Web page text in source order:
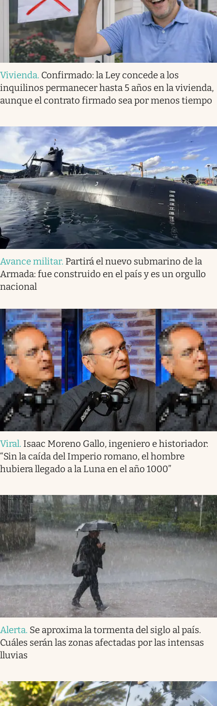
Vivienda. Confirmado: la Ley concede a los
inquilinos permanecer hasta 5 años en la vivienda,
aunque el contrato firmado sea por menos tiempo
Avance militar. Partirá el nuevo submarino de la
Armada: fue construido en el país y es un orgullo
nacional
Viral. Isaac Moreno Gallo, ingeniero e historiador:
“Sin la caída del Imperio romano, el hombre
hubiera llegado a la Luna en el año 1000”
Alerta. Se aproxima la tormenta del siglo al país.
Cuáles serán las zonas afectadas por las intensas
lluvias